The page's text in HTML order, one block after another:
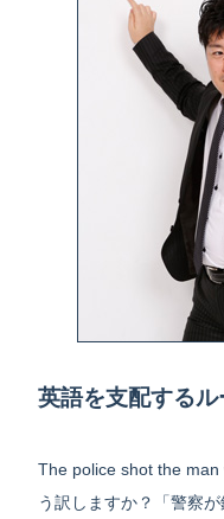
英語を支配するル
The police shot the
う訳しますか？「警察